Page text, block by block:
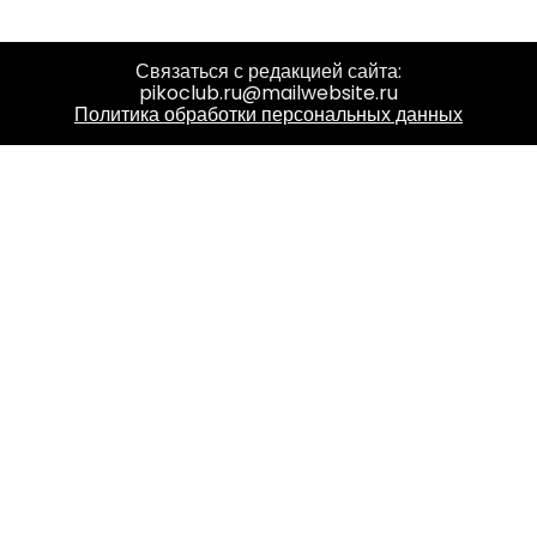
Связаться с редакцией сайта:
pikoclub.ru@mailwebsite.ru
Политика обработки персональных данных